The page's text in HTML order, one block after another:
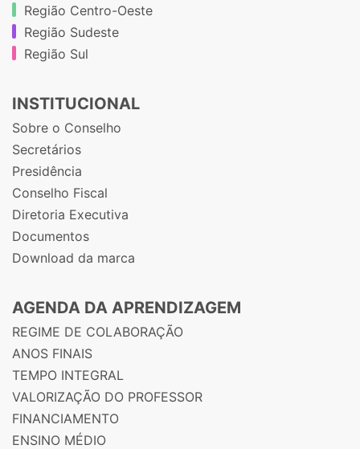
Região Centro-Oeste
Região Sudeste
Região Sul
INSTITUCIONAL
Sobre o Conselho
Secretários
Presidência
Conselho Fiscal
Diretoria Executiva
Documentos
Download da marca
AGENDA DA APRENDIZAGEM
REGIME DE COLABORAÇÃO
ANOS FINAIS
TEMPO INTEGRAL
VALORIZAÇÃO DO PROFESSOR
FINANCIAMENTO
ENSINO MÉDIO